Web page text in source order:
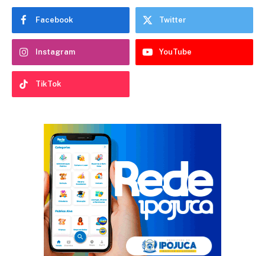
Facebook Twitter
Instagram YouTube
TikTok